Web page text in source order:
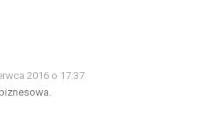
2016 o 17:37